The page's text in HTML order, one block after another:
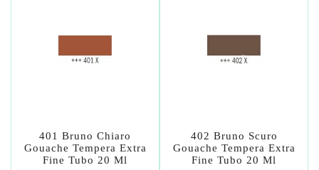
401 Bruno Chiaro
Gouache Tempera Extra
Fine Tubo 20 Ml
402 Bruno Scuro
Gouache Tempera Extra
Fine Tubo 20 Ml